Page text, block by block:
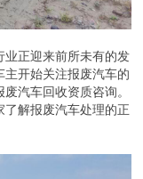
业正迎来前所未有的发
主开始关注报废汽车的
汽车回收资质咨询。
解报废汽车处理的正